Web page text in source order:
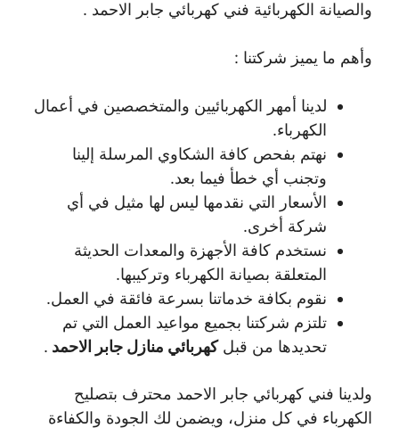
والصيانة الكهربائية فني كهربائي جابر الاحمد .
وأهم ما يميز شركتنا :
لدينا أمهر الكهربائيين والمتخصصين في أعمال
الكهرباء.
نهتم بفحص كافة الشكاوي المرسلة إلينا
وتجنب أي خطأ فيما بعد.
الأسعار التي نقدمها ليس لها مثيل في أي
شركة أخرى.
نستخدم كافة الأجهزة والمعدات الحديثة
المتعلقة بصيانة الكهرباء وتركيبها.
نقوم بكافة خدماتنا بسرعة فائقة في العمل.
تلتزم شركتنا بجميع مواعيد العمل التي تم
تحديدها من قبلكهربائي منازل جابر الاحمد .
ولدينا فني كهربائي جابر الاحمد محترف بتصليح
الكهرباء في كل منزل، ويضمن لك الجودة والكفاءة